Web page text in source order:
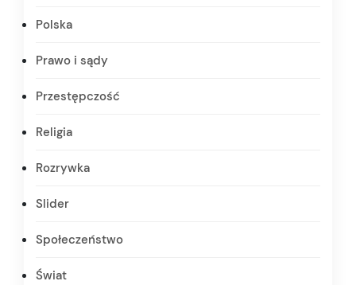
Polska
Prawo i sądy
Przestępczość
Religia
Rozrywka
Slider
Społeczeństwo
Świat